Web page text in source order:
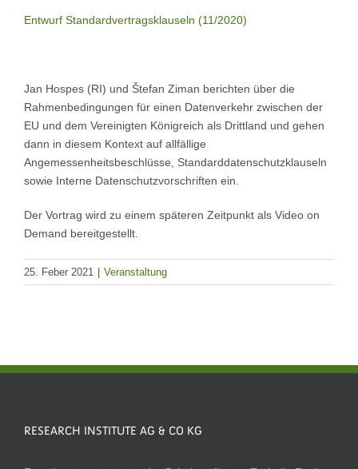
Entwurf Standardvertragsklauseln (11/2020)
Jan Hospes (RI) und Štefan Ziman berichten über die
Rahmenbedingungen für einen Datenverkehr zwischen der
EU und dem Vereinigten Königreich als Drittland und gehen
dann in diesem Kontext auf allfällige
Angemessenheitsbeschlüsse, Standarddatenschutzklauseln
sowie Interne Datenschutzvorschriften ein.
Der Vortrag wird zu einem späteren Zeitpunkt als Video on
Demand bereitgestellt.
25. Feber 2021 Veranstaltung
RESEARCH INSTITUTE AG & CO KG